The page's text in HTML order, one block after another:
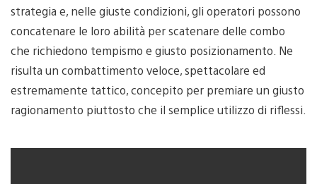
strategia e, nelle giuste condizioni, gli operatori possono
concatenare le loro abilità per scatenare delle combo
che richiedono tempismo e giusto posizionamento. Ne
risulta un combattimento veloce, spettacolare ed
estremamente tattico, concepito per premiare un giusto
ragionamento piuttosto che il semplice utilizzo di riflessi.